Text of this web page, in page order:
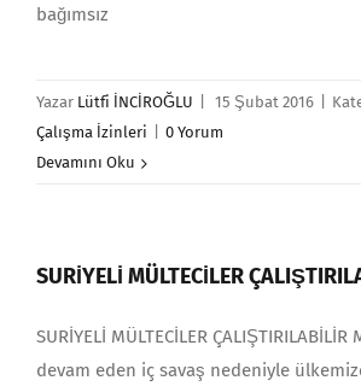
bağımsız
Yazar Lütfi İNCİROĞLU 15 Şubat 2016
Çalışma İzinleri
0 Yorum
Devamını Oku
SURİYELİ MÜLTECİLER
SURİYELİ MÜLTECİLER
devam eden iç savaş nedeniyle